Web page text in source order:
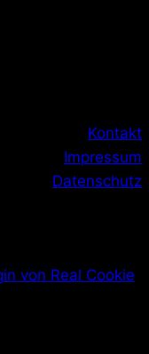
Kontakt
Impressum
Datenschutz
von Real Cookie